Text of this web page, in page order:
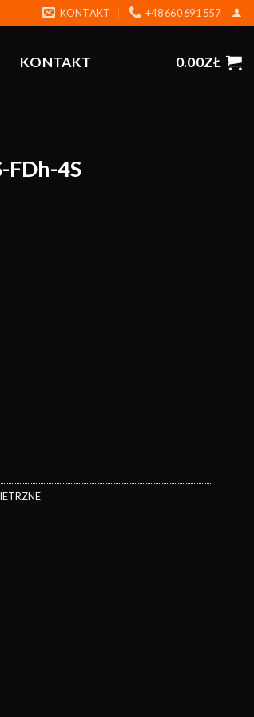
KONTAKT +48 660 691 557
KONTAKT 0.00ZŁ
FDh-4S